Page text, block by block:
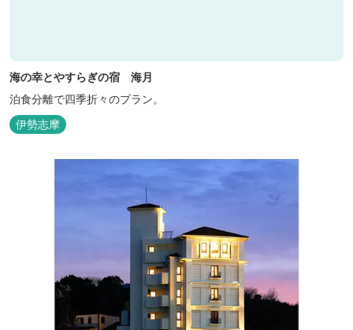
海の幸とやすらぎの宿 海月
泊食分離で四季折々のプラン。
伊勢志摩